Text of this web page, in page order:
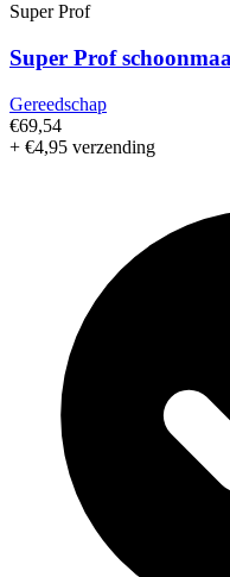
Super Prof
Super Prof
Gereedschap
€69,54
+ €4,95 verzending